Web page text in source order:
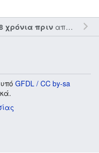
χρόνια πριναπό τον την
GFDL / CC by-sa